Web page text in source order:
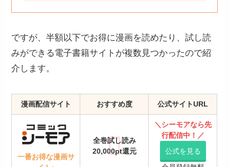
ですが、半額以下でお得に漫画を読めたり、試し読
みができる電子書籍サイトが複数見つかったので紹
介します。
漫画配信サイト おすすめ度 公式サイトURL
一番お得な漫画サ
全巻試し読み
20,000pt還元
＼ シーモアなら先
行配信中！／
公式を見る